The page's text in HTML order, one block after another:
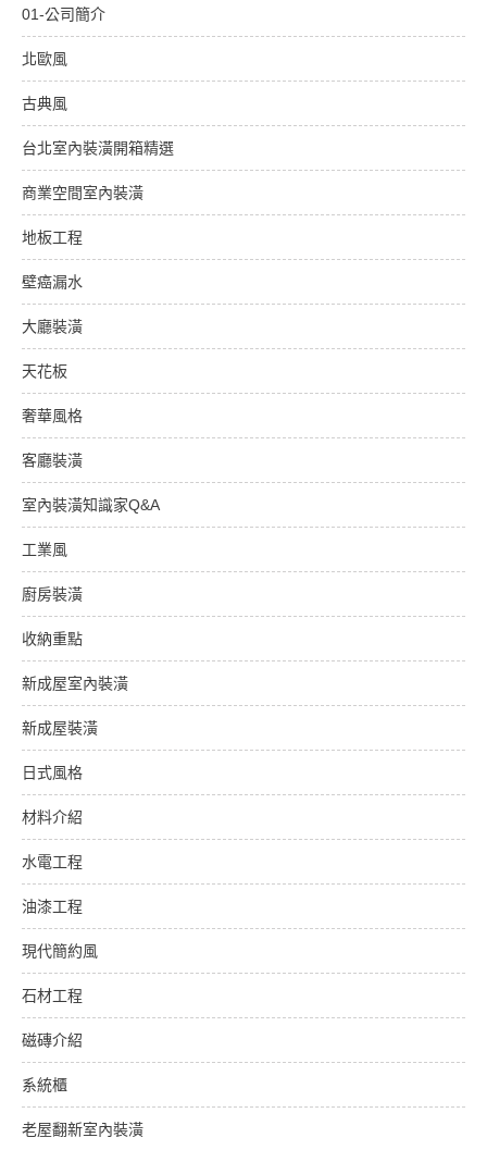
頁
01-公司簡介
北歐風
古典風
台北室內裝潢開箱精選
商業空間室內裝潢
地板工程
壁癌漏水
大廳裝潢
天花板
奢華風格
客廳裝潢
室內裝潢知識家Q&A
工業風
廚房裝潢
收納重點
新成屋室內裝潢
新成屋裝潢
日式風格
材料介紹
水電工程
油漆工程
現代簡約風
石材工程
磁磚介紹
系統櫃
老屋翻新室內裝潢